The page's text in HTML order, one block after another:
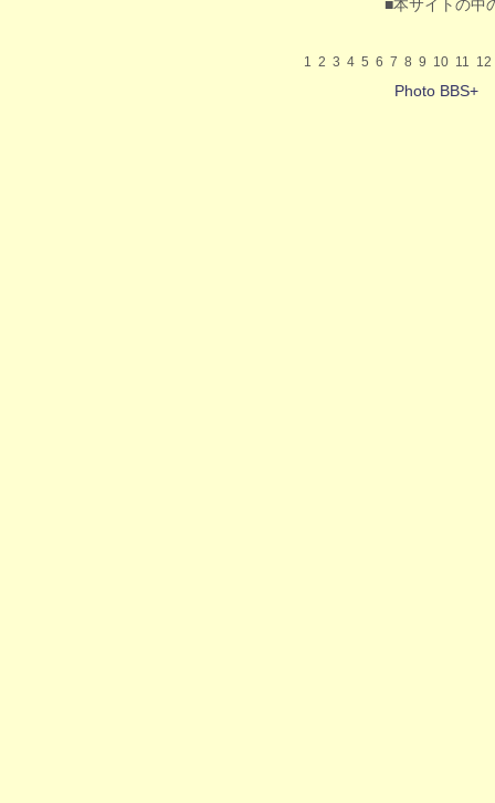
■本サイトの中
1 2 3 4 5 6 7 8 9 10 11 12
Photo BBS+